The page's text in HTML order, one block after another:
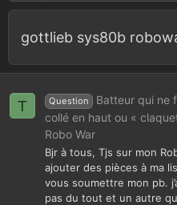
gottlieb sys80b
T Question
Batteur qui ne
collé en haut ou «
Robo War
Bjr à tous, Tjs sur mon
ajouter des pièces à ma
vous soumettre mon pb.
pas du tout et un autre